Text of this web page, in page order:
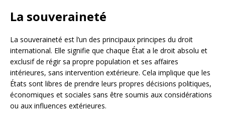
La souveraineté
La souveraineté est l’un des principaux principes du droit
international. Elle signifie que chaque État a le droit absolu et
exclusif de régir sa propre population et ses affaires
intérieures, sans intervention extérieure. Cela implique que les
États sont libres de prendre leurs propres décisions politiques,
économiques et sociales sans être soumis aux considérations
ou aux influences extérieures.